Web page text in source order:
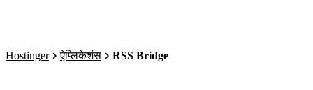
Hostinger ऐप्लिकेशंस RSS Bridge